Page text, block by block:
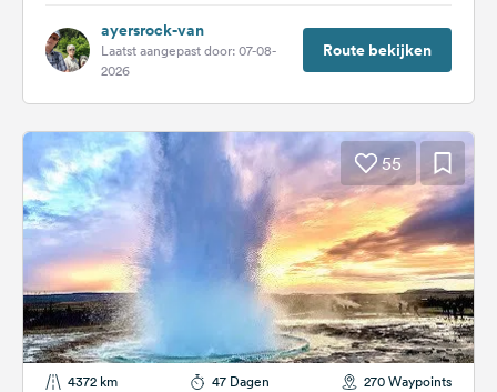
ayersrock-van
Laatst aangepast door: 07-08-
2026
Route bekijken
55
4372 km 47 Dagen 270 Waypoints